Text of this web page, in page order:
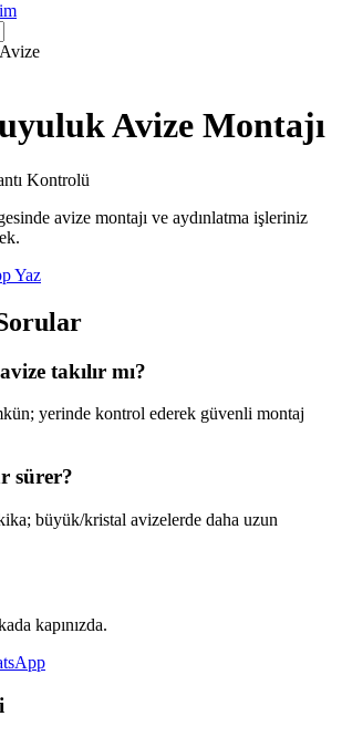
Avize Montajı
Kontrolü
avize montajı ve aydınlatma işleriniz
Yaz
takılır mı?
yerinde kontrol ederek güvenli montaj
sürer?
büyük/kristal avizelerde daha uzun
kapınızda.